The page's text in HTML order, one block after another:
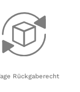
Rückgaberecht